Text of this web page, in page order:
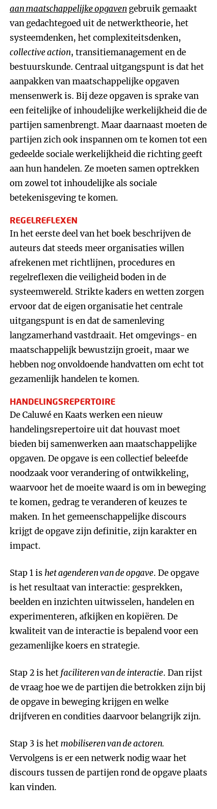
aan maatschappelijke opgaven gebruik gemaakt
van gedachtegoed uit de netwerktheorie, het
systeemdenken, het complexiteitsdenken,
collective action, transitiemanagement en de
bestuurskunde. Centraal uitgangspunt is dat het
aanpakken van maatschappelijke opgaven
mensenwerk is. Bij deze opgaven is sprake van
een feitelijke of inhoudelijke werkelijkheid die de
partijen samenbrengt. Maar daarnaast moeten de
partijen zich ook inspannen om te komen tot een
gedeelde sociale werkelijkheid die richting geeft
aan hun handelen. Ze moeten samen optrekken
om zowel tot inhoudelijke als sociale
betekenisgeving te komen.
REGELREFLEXEN
In het eerste deel van het boek beschrijven de
auteurs dat steeds meer organisaties willen
afrekenen met richtlijnen, procedures en
regelreflexen die veiligheid boden in de
systeemwereld. Strikte kaders en wetten zorgen
ervoor dat de eigen organisatie het centrale
uitgangspunt is en dat de samenleving
langzamerhand vastdraait. Het omgevings- en
maatschappelijk bewustzijn groeit, maar we
hebben nog onvoldoende handvatten om echt tot
gezamenlijk handelen te komen.
HANDELINGSREPERTOIRE
De Caluwé en Kaats werken een nieuw
handelingsrepertoire uit dat houvast moet
bieden bij samenwerken aan maatschappelijke
opgaven. De opgave is een collectief beleefde
noodzaak voor verandering of ontwikkeling,
waarvoor het de moeite waard is om in beweging
te komen, gedrag te veranderen of keuzes te
maken. In het gemeenschappelijke discours
krijgt de opgave zijn definitie, zijn karakter en
impact.
Stap 1 is het agenderen van de opgave. De opgave
is het resultaat van interactie: gesprekken,
beelden en inzichten uitwisselen, handelen en
experimenteren, afkijken en kopiëren. De
kwaliteit van de interactie is bepalend voor een
gezamenlijke koers en strategie.
Stap 2 is het faciliteren van de interactie. Dan rijst
de vraag hoe we de partijen die betrokken zijn bij
de opgave in beweging krijgen en welke
drijfveren en condities daarvoor belangrijk zijn.
Stap 3 is het mobiliseren van de actoren.
Vervolgens is er een netwerk nodig waar het
discours tussen de partijen rond de opgave plaats
kan vinden.